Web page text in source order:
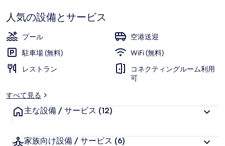
ャ
ラ
リ
ー
す
人気の設備とサービス
プール
空港送迎
駐車場 (無料)
WiFi (無料)
レストラン
コネクティングルーム利用
可
すべて見る
主な設備 / サービス (12)
家族向け設備 / サービス (6)